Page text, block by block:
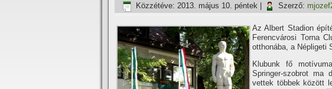
Közzétéve: 2013. május 10. péntek Szerző:
Az Albert Stadion
Ferencvárosi Torna
otthonába, a Népligeti
Klubunk fő
Springer-szobrot ma
vettek többek között